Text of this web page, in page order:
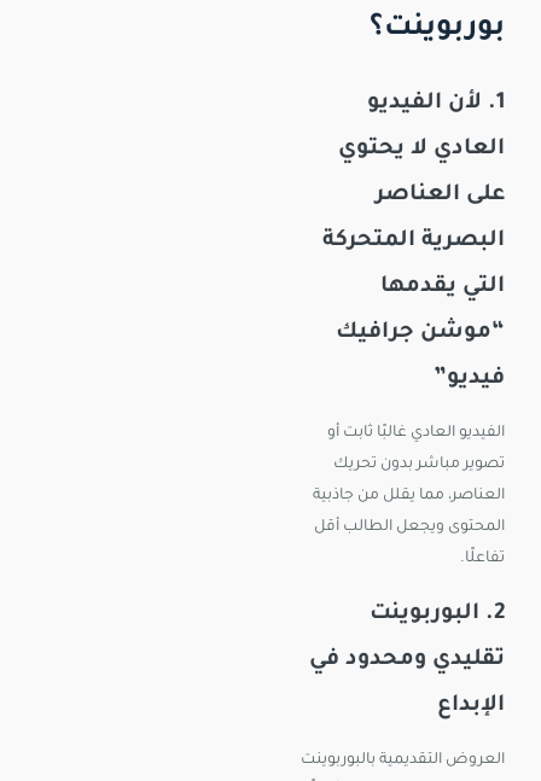
بوربوينت؟
1. لأن الفيديو
العادي لا يحتوي
على العناصر
البصرية المتحركة
التي يقدمها
“موشن جرافيك
فيديو”
الفيديو العادي غالبًا ثابت أو
تصوير مباشر بدون تحريك
العناصر، مما يقلل من جاذبية
المحتوى ويجعل الطالب أقل
تفاعلًا.
2. البوربوينت
تقليدي ومحدود في
الإبداع
العروض التقديمية بالبوربوينت